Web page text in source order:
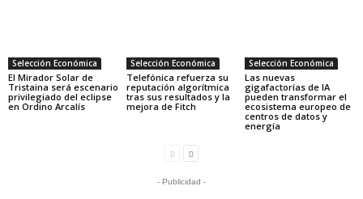
Selección Económica
El Mirador Solar de
Tristaina será escenario
privilegiado del eclipse
en Ordino Arcalís
Selección Económica
Telefónica refuerza su
reputación algorítmica
tras sus resultados y la
mejora de Fitch
Selección Económica
Las nuevas
gigafactorías de IA
pueden transformar el
ecosistema europeo de
centros de datos y
energía
- Publicidad -